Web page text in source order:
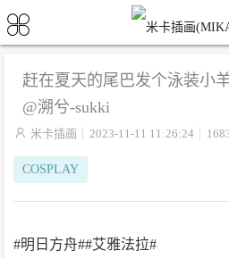
赶在夏天的尾巴发个泳装小
@溯兮-sukki
 米卡插画 2023-11-11 11:26:24
COSPLAY
#明日方舟##艾雅法拉#